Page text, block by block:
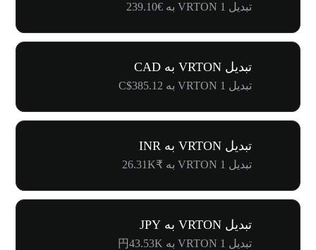
تبدیل 1 VRTON به €239.10
تبدیل VRTON به CAD
تبدیل 1 VRTON به C$385.12
تبدیل VRTON به INR
تبدیل 1 VRTON به ₹26.31K
تبدیل VRTON به JPY
تبدیل 1 VRTON به 円43.53K